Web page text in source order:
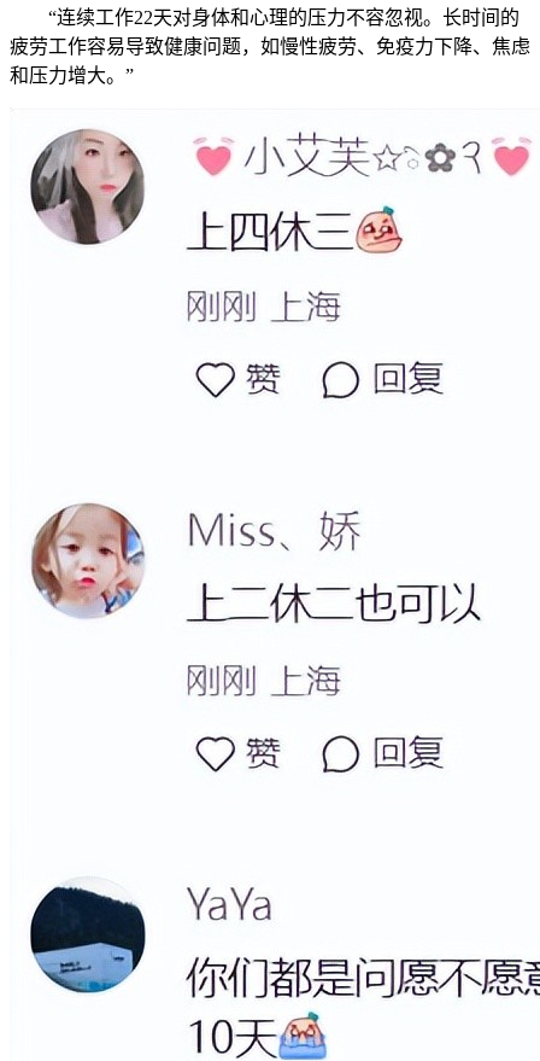
“连续工作22天对身体和心理的压力不容忽视。长时间的
疲劳工作容易导致健康问题，如慢性疲劳、免疫力下降、焦虑
和压力增大。”